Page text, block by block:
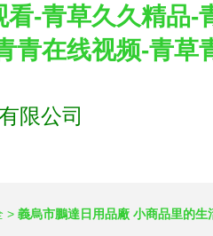
-青草久久精品
青在线视频-青草
限公司
> 義烏市鵬達日用品廠 小商品里的生